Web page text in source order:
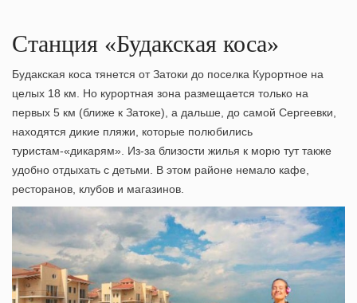
Станция «Будакская коса»
Будакская коса тянется от Затоки до поселка Курортное на
целых 18 км. Но курортная зона размещается только на
первых 5 км (ближе к Затоке), а дальше, до самой Сергеевки,
находятся дикие пляжи, которые полюбились
туристам-«дикарям». Из-за близости жилья к морю тут также
удобно отдыхать с детьми. В этом районе немало кафе,
ресторанов, клубов и магазинов.